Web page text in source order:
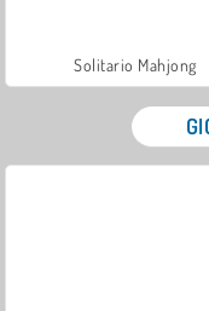
Solitario Mahjong